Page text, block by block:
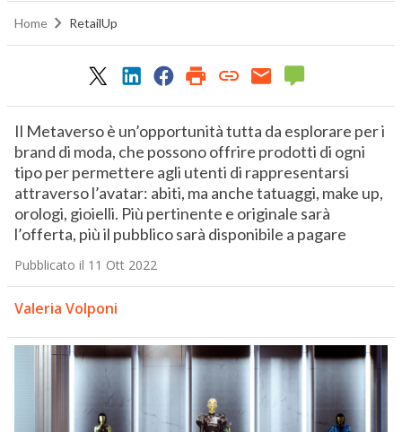
Home RetailUp
Il Metaverso è un’opportunità tutta da esplorare per i
brand di moda, che possono offrire prodotti di ogni
tipo per permettere agli utenti di rappresentarsi
attraverso l’avatar: abiti, ma anche tatuaggi, make up,
orologi, gioielli. Più pertinente e originale sarà
l’offerta, più il pubblico sarà disponibile a pagare
Pubblicato il 11 Ott 2022
Valeria Volponi